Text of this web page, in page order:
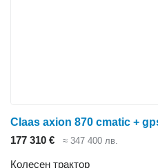
Claas axion 870 cmatic +
177 310 €
≈ 347 400 лв.
Колесен трактор